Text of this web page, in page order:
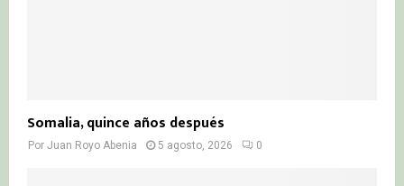
Somalia, quince años después
Por Juan Royo Abenia 5 agosto, 2026 0